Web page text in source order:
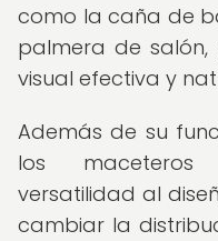
como la caña de
palmera de
visual efectiva y
Además de su
los maceteros
versatilidad al
cambiar la